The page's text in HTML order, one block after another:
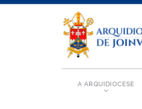
A ARQUIDIOCESE